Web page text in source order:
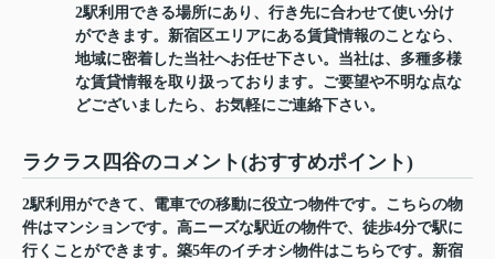
2駅利用できる場所にあり、行き先に合わせて使い分け
ができます。新宿区エリアにある賃貸情報のことなら、
地域に密着した当社へお任せ下さい。当社は、多種多様
な賃貸情報を取り扱っております。ご要望や不明な点な
どございましたら、お気軽にご連絡下さい。
ラクラス四谷のコメント(おすすめポイント)
2駅利用ができて、電車での移動に役立つ物件です。こちらの物
件はマンションです。高ニーズな駅近の物件で、徒歩4分で駅に
行くことができます。築5年のイチオシ物件はこちらです。新宿